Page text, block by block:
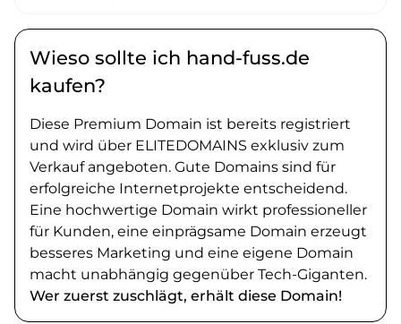
Wieso sollte ich hand-fuss.de
kaufen?
Diese Premium Domain ist bereits registriert
und wird über ELITEDOMAINS exklusiv zum
Verkauf angeboten. Gute Domains sind für
erfolgreiche Internetprojekte entscheidend.
Eine hochwertige Domain wirkt professioneller
für Kunden, eine einprägsame Domain erzeugt
besseres Marketing und eine eigene Domain
macht unabhängig gegenüber Tech-Giganten.
Wer zuerst zuschlägt, erhält diese Domain!